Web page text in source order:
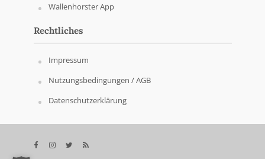
Wallenhorster App
Rechtliches
Impressum
Nutzungsbedingungen / AGB
Datenschutzerklärung